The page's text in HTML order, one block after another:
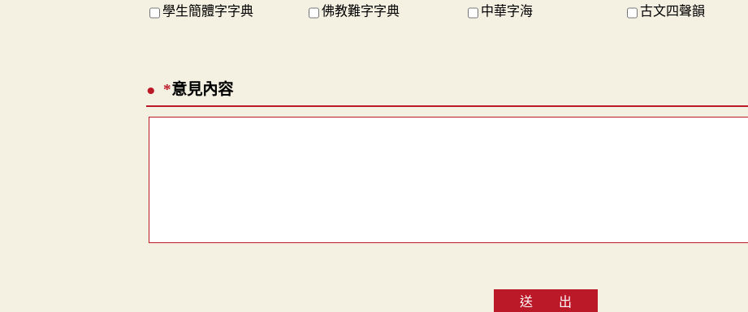
學生簡體字字典 佛教難字字典 中華字海 古文四聲韻
*意見內容
送 出